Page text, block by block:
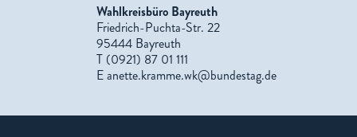
Wahlkreisbüro Bayreuth
Friedrich-Puchta-Str. 22
95444 Bayreuth
T (0921) 87 01 111
Eanette.kramme.wk@bundestag.de